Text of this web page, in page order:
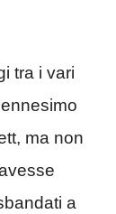
tra i vari
ma non
a